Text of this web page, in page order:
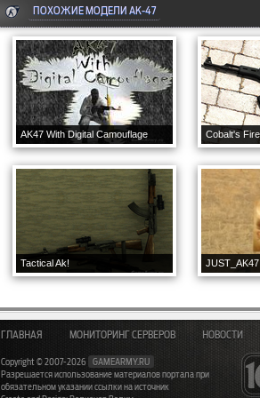
ПОХОЖИЕ МОДЕЛИ AK-47
AK47 With Digital Camouflage
Tactical Ak! JUST_AK47
ГЛАВНАЯ МОНИТОРИНГ СЕРВЕРОВ НОВОСТИ
Copyright © 2007-2026
GAMEARMY.RU
Разрешается использование материалов портала при
обязательном указании ссылки на источник